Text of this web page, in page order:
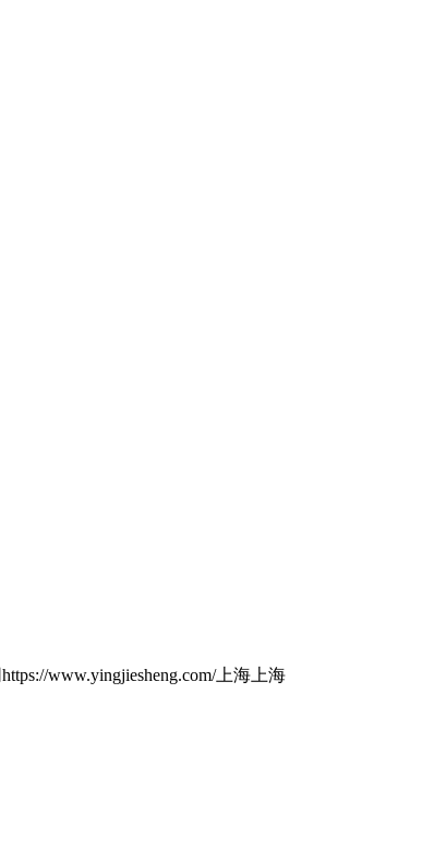
https://www.yingjiesheng.com/上海上海